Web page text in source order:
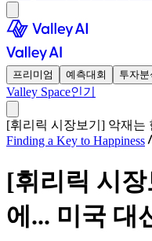
프리미엄 예측대회 투자분
Valley Space인기
[휘리릭 시장보기] 악재는
Finding a Key to Happiness
[휘리릭 시
에... 미국 대